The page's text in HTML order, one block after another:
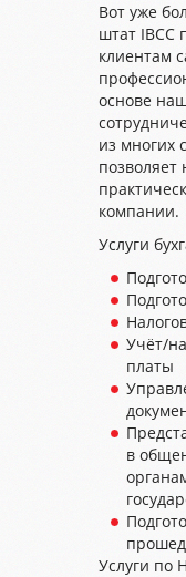
Вот уже
штат IBCC
клиентам
основе
из многих
позволяет
компании.
Услуги
Учёт/
платы
в
Услуги по